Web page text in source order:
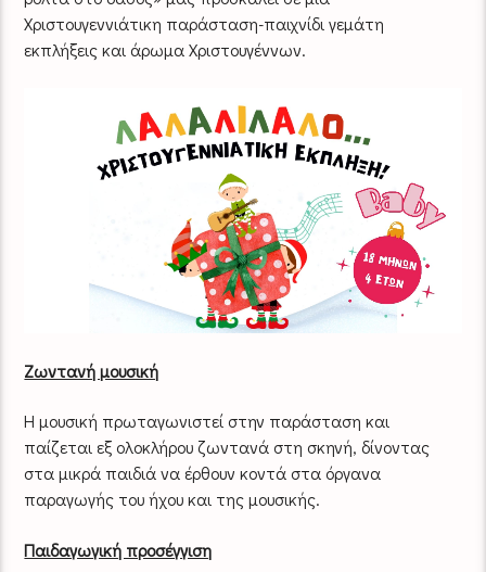
Χριστουγεννιάτικη παράσταση-παιχνίδι γεμάτη
εκπλήξεις και άρωμα Χριστουγέννων.
Ζωντανή μουσική
Η μουσική πρωταγωνιστεί στην παράσταση και
παίζεται εξ ολοκλήρου ζωντανά στη σκηνή, δίνοντας
στα μικρά παιδιά να έρθουν κοντά στα όργανα
παραγωγής του ήχου και της μουσικής.
Παιδαγωγική προσέγγιση